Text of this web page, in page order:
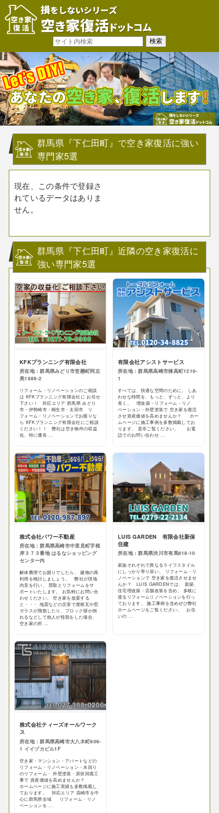
群馬県『下仁田町』で空き家復活に強い
専門家5選
現在、この条件で登録さ
れているデータはありま
せん。
群馬県『下仁田町』近隣の空き家復活に
強い専門家5選
KFKプランニング有限会社
所在地：群馬県みどり市笠懸町阿左
美1889-2
リフォーム・リノベーションのご相談
は KFKプランニング有限会社に お任せ
下さい！ 対応エリア 群馬県 みどり
市・伊勢崎市・桐生市・太田市 リ
フォーム・リノベーションでお困りな
ら KFKプランニング有限会社にご相談
ください！！ 弊社は空き物件の収益
化、特に優良 ...
有限会社アシストサービス
所在地：群馬県高崎市棟高町1210-
1
すべては、快適な空間のために。 しあ
わせな時間を、もっと、ずっと、より
長く。 増改築・リフォーム・リノ
ベーション・外壁塗装で 空き家を復活
させ資産価値を高めませんか？ ホー
ムページに施工事例を多数掲載してお
ります。 是非ご覧ください。 お電
話でのお問い合わせ ...
株式会社パワー不動産
所在地：群馬県高崎市中里見町字根
岸３７３番地 はるなショッピング
センター内
解体費用でお困りでしたら、 建物の再
利用を検討しましょう。 弊社が現地
内見を行い、 買取とリフォームをサ
ポートいたします。 お気軽にお問い合
わせください。 空き家を放置する
と・・・ 地震などの災害で屋根瓦や窓
ガラスが飛散したり、ブロック塀が倒
れるなどして他人が怪我をした場合、
空き家の所 ...
LUIS GARDEN 有限会社新保
住建
所在地：群馬県渋川市有馬618-10
家族それぞれで異なるライフスタイル
にしっかり寄り添い、 リフォーム・リ
ノベーションで 空き家を復活させませ
んか？ LUIS GARDENでは、 新築、
住宅増改築・店舗改装を含め、 多岐に
渡るリフォームリノベーションを行っ
ております。 施工事例を含めぜひ弊社
ホームページをご覧ください。 お住
いの ...
株式会社ティーズオールワーク
ス
所在地：群馬県高崎市大八木町906-
1 イイヅカビル1F
空き家・マンション・アパートなどの
リフォーム・リノベーション・水回り
のリフォーム・ 外壁塗装・原状回復工
事で 資産価値を高めませんか？
ホームページに施工実績も多数掲載し
ております。 対応エリア 高崎市を中
心に群馬県全域 リフォーム・リノ
ベーションを ...